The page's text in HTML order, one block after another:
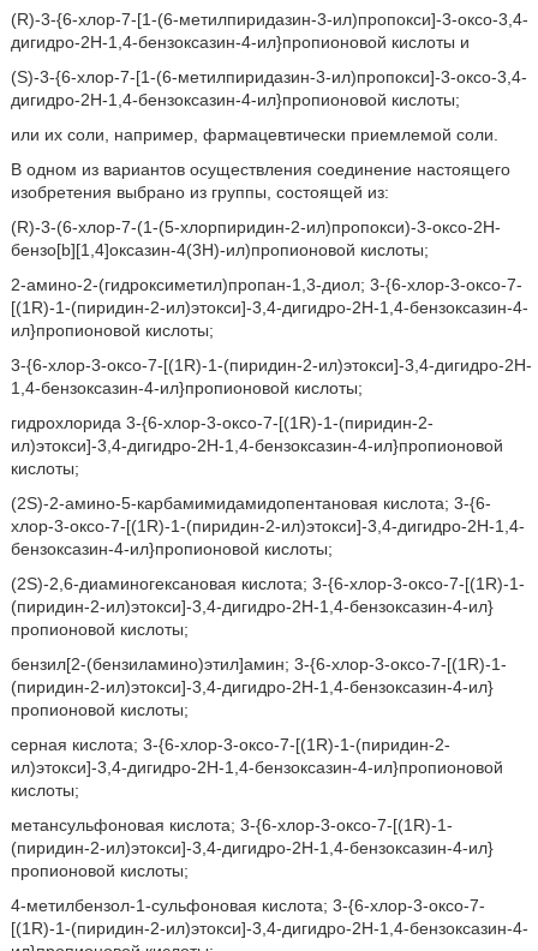
(R)-3-{6-хлор-7-[1-(6-метилпиридазин-3-ил)пропокси]-3-оксо-3,4-
дигидро-2H-1,4-бензоксазин-4-ил}пропионовой кислоты и
(S)-3-{6-хлор-7-[1-(6-метилпиридазин-3-ил)пропокси]-3-оксо-3,4-
дигидро-2H-1,4-бензоксазин-4-ил}пропионовой кислоты;
или их соли, например, фармацевтически приемлемой соли.
В одном из вариантов осуществления соединение настоящего
изобретения выбрано из группы, состоящей из:
(R)-3-(6-хлор-7-(1-(5-хлорпиридин-2-ил)пропокси)-3-оксо-2H-
бензо[b][1,4]оксазин-4(3H)-ил)пропионовой кислоты;
2-амино-2-(гидроксиметил)пропан-1,3-диол; 3-{6-хлор-3-оксо-7-
[(1R)-1-(пиридин-2-ил)этокси]-3,4-дигидро-2H-1,4-бензоксазин-4-
ил}пропионовой кислоты;
3-{6-хлор-3-оксо-7-[(1R)-1-(пиридин-2-ил)этокси]-3,4-дигидро-2H-
1,4-бензоксазин-4-ил}пропионовой кислоты;
гидрохлорида 3-{6-хлор-3-оксо-7-[(1R)-1-(пиридин-2-
ил)этокси]-3,4-дигидро-2H-1,4-бензоксазин-4-ил}пропионовой
кислоты;
(2S)-2-амино-5-карбамимидамидопентановая кислота; 3-{6-
хлор-3-оксо-7-[(1R)-1-(пиридин-2-ил)этокси]-3,4-дигидро-2H-1,4-
бензоксазин-4-ил}пропионовой кислоты;
(2S)-2,6-диаминогексановая кислота; 3-{6-хлор-3-оксо-7-[(1R)-1-
(пиридин-2-ил)этокси]-3,4-дигидро-2H-1,4-бензоксазин-4-ил}
пропионовой кислоты;
бензил[2-(бензиламино)этил]амин; 3-{6-хлор-3-оксо-7-[(1R)-1-
(пиридин-2-ил)этокси]-3,4-дигидро-2H-1,4-бензоксазин-4-ил}
пропионовой кислоты;
серная кислота; 3-{6-хлор-3-оксо-7-[(1R)-1-(пиридин-2-
ил)этокси]-3,4-дигидро-2H-1,4-бензоксазин-4-ил}пропионовой
кислоты;
метансульфоновая кислота; 3-{6-хлор-3-оксо-7-[(1R)-1-
(пиридин-2-ил)этокси]-3,4-дигидро-2H-1,4-бензоксазин-4-ил}
пропионовой кислоты;
4-метилбензол-1-сульфоновая кислота; 3-{6-хлор-3-оксо-7-
[(1R)-1-(пиридин-2-ил)этокси]-3,4-дигидро-2H-1,4-бензоксазин-4-